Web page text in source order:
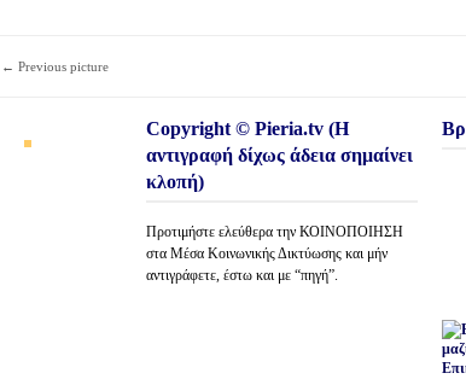
← Previous picture
Copyright © Pieria.tv (Η
αντιγραφή δίχως άδεια σημαίνει
κλοπή)
Προτιμήστε ελεύθερα την ΚΟΙΝΟΠΟΙΗΣΗ
στα Μέσα Κοινωνικής Δικτύωσης και μήν
αντιγράφετε, έστω και με “πηγή”.